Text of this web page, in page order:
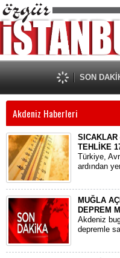
SON
Akdeniz Haberleri
SICAKLAR
TEHLİKE
Türkiye,
ardından
MUĞLA
DEPREM
​Akdeniz
depremle